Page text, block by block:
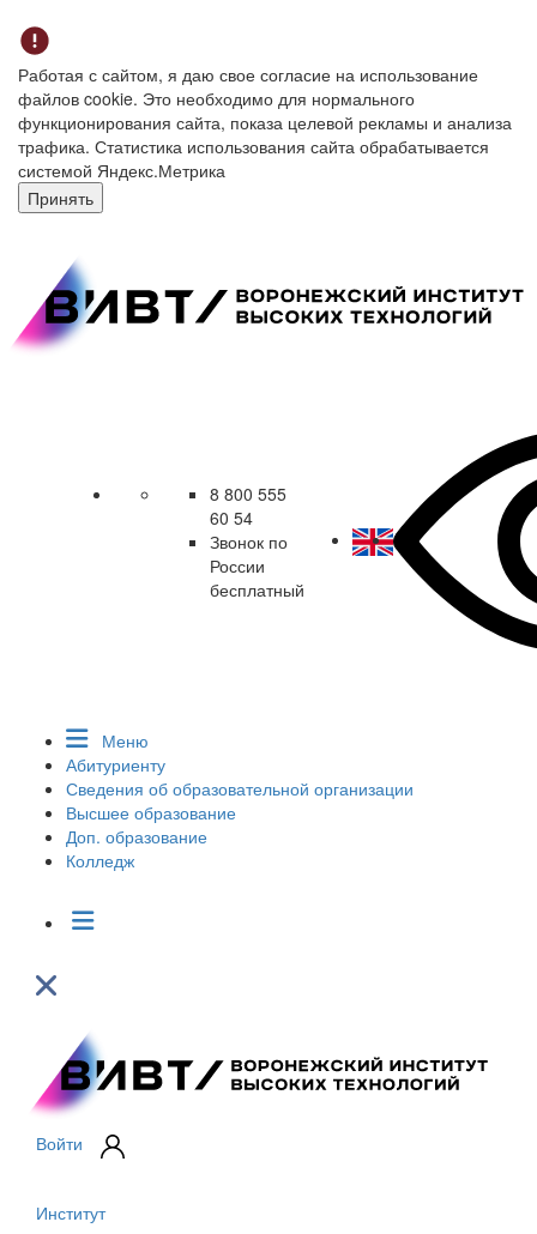
Работая с сайтом, я даю свое согласие на использование
файлов cookie. Это необходимо для нормального
функционирования сайта, показа целевой рекламы и анализа
трафика. Статистика использования сайта обрабатывается
системой Яндекс.Метрика
Принять
8 800 555
60 54
Звонок по
России
бесплатный
Меню
Абитуриенту
Сведения об образовательной организации
Высшее образование
Доп. образование
Колледж
Войти
Институт